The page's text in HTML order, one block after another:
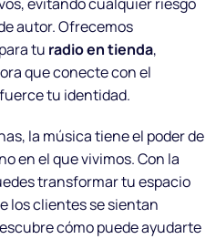
autor. Ofrecemos
tu radio en tienda,
que conecte con el
tu identidad.
la música tiene el poder de
en el que vivimos. Con la
transformar tu espacio
los clientes se sientan
cómo puede ayudarte